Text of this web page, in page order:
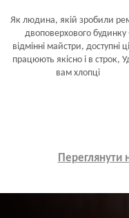
Як людина, якій зробили
двоповерхового будинку
відмінні майстри, доступні
працюють якісно і в строк,
вам хлопці
Переглянути